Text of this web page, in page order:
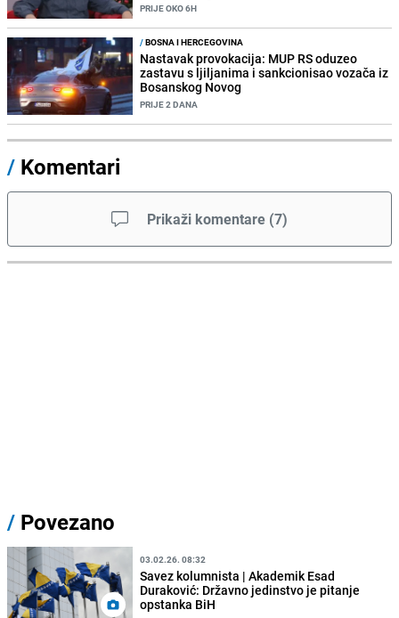
PRIJE OKO 6H
/BOSNA I HERCEGOVINA
Nastavak provokacija: MUP RS oduzeo
zastavu s ljiljanima i sankcionisao vozača iz
Bosanskog Novog
PRIJE 2 DANA
/ Komentari
Prikaži komentare (7)
/ Povezano
03.02.26. 08:32
Savez kolumnista | Akademik Esad
Duraković: Državno jedinstvo je pitanje
opstanka BiH